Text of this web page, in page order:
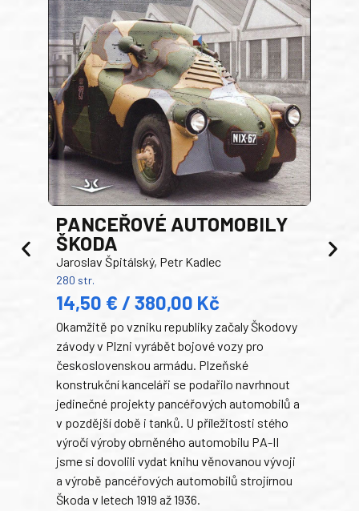
PANCEŘOVÉ AUTOMOBILY
ŠKODA
Jaroslav Špitálský, Petr Kadlec
280 str.
14,50 € / 380,00 Kč
Okamžitě po vzniku republiky začaly Škodovy
závody v Plzni vyrábět bojové vozy pro
československou armádu. Plzeňské
konstrukční kanceláři se podařilo navrhnout
jedinečné projekty pancéřových automobilů a
v pozdější době i tanků. U příležitosti stého
výročí výroby obrněného automobilu PA-II
jsme si dovolili vydat knihu věnovanou vývoji
a výrobě pancéřových automobilů strojírnou
Škoda v letech 1919 až 1936.